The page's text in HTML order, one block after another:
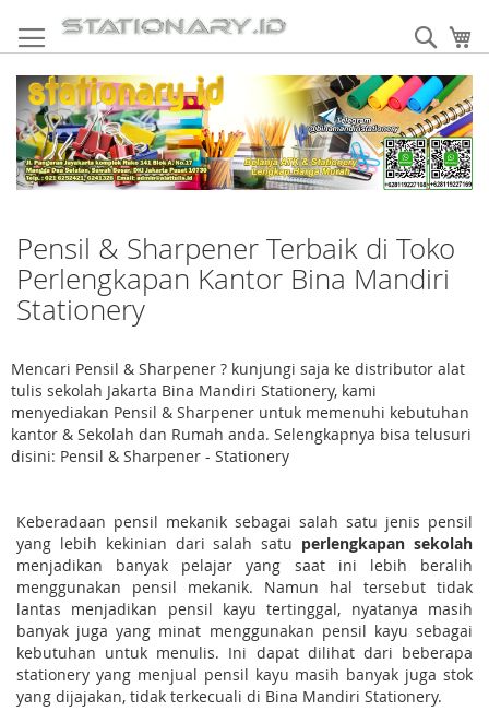
to
Content
Pensil & Sharpener Terbaik di Toko
Perlengkapan Kantor Bina Mandiri
Stationery
Mencari Pensil & Sharpener ? kunjungi saja ke distributor alat
tulis sekolah Jakarta Bina Mandiri Stationery, kami
menyediakan Pensil & Sharpener untuk memenuhi kebutuhan
kantor & Sekolah dan Rumah anda. Selengkapnya bisa telusuri
disini: Pensil & Sharpener - Stationery
Keberadaan pensil mekanik sebagai salah satu jenis pensil
yang lebih kekinian dari salah satu perlengkapan sekolah
menjadikan banyak pelajar yang saat ini lebih beralih
menggunakan pensil mekanik. Namun hal tersebut tidak
lantas menjadikan pensil kayu tertinggal, nyatanya masih
banyak juga yang minat menggunakan pensil kayu sebagai
kebutuhan untuk menulis. Ini dapat dilihat dari beberapa
stationery yang menjual pensil kayu masih banyak juga stok
yang dijajakan, tidak terkecuali di Bina Mandiri Stationery.